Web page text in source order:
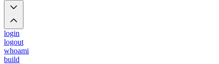
login
logout
whoami
build